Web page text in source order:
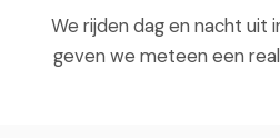
We rijden dag en nacht uit
geven we meteen een